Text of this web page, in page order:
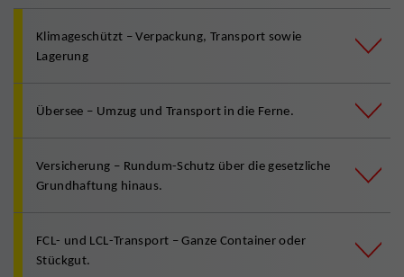
Klimageschützt – Verpackung, Transport sowie
Lagerung
Übersee – Umzug und Transport in die Ferne.
Versicherung – Rundum-Schutz über die gesetzliche
Grundhaftung hinaus.
FCL- und LCL-Transport – Ganze Container oder
Stückgut.